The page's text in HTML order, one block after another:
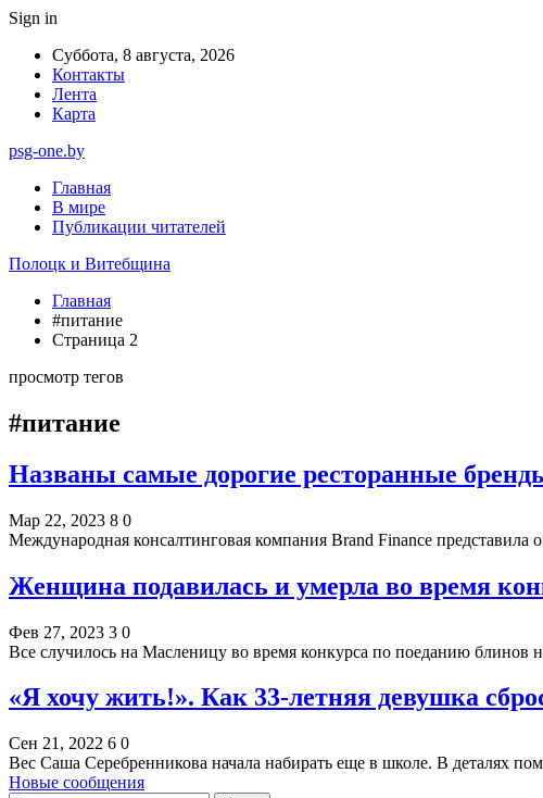
Sign in
Суббота, 8 августа, 2026
Контакты
Лента
Карта
psg-one.by
Главная
В мире
Публикации читателей
Полоцк и Витебщина
Главная
#питание
Страница 2
просмотр тегов
#питание
Названы самые дорогие ресторанные
Мар 22, 2023 8 0
Международная консалтинговая компания Brand Finance
Женщина подавилась и умерла во время
Фев 27, 2023 3 0
Все случилось на Масленицу во время конкурса по поеданию блинов
«Я хочу жить!». Как 33-летняя девушка
Сен 21, 2022 6 0
Вес Саша Серебренникова начала набирать еще в школе. В деталях
Новые сообщения